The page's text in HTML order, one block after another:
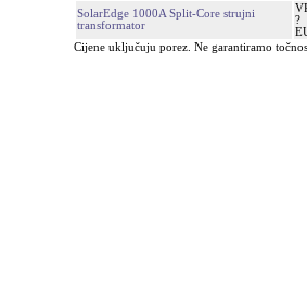
SolarEdge 1000A Split-Core strujni
transformator
?
Cijene uključuju porez. Ne garantiramo